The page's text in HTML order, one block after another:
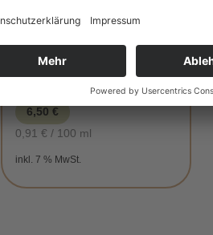
6,50€
0,91€ / 100 ml
inkl. 7 % MwSt.